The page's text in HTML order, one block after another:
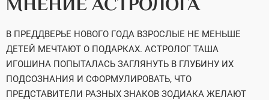
В ПРЕДДВЕРЬЕ НОВОГО ГОДА ВЗРОСЛЫЕ НЕ МЕНЬШЕ
ДЕТЕЙ МЕЧТАЮТ О ПОДАРКАХ. АСТРОЛОГ ТАША
ИГОШИНА ПОПЫТАЛАСЬ ЗАГЛЯНУТЬ В ГЛУБИНУ ИХ
ПОДСОЗНАНИЯ И СФОРМУЛИРОВАТЬ, ЧТО
ПРЕДСТАВИТЕЛИ РАЗНЫХ ЗНАКОВ ЗОДИАКА ЖЕЛАЮТ